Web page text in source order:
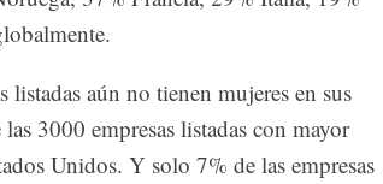
aún no tienen mujeres en sus
3000 empresas listadas con mayor
Unidos. Y solo 7% de las empresas